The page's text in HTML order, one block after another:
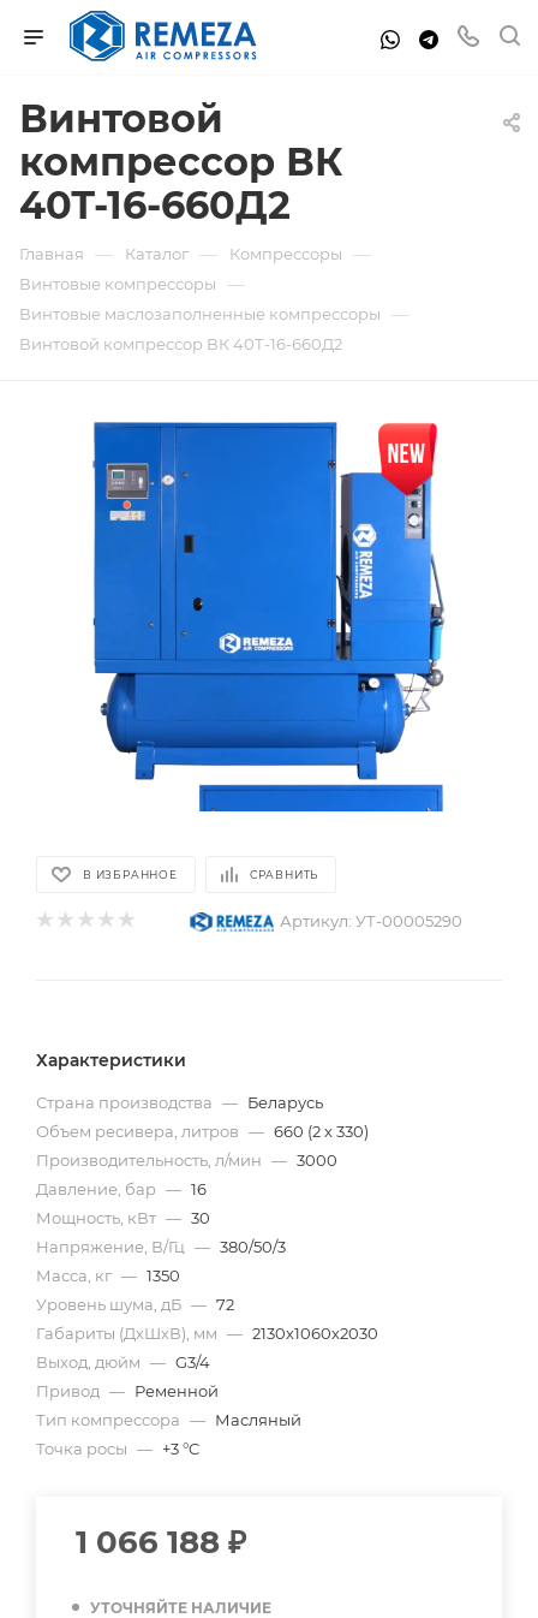
Винтовой
компрессор ВК
40Т-16-660Д2
Главная — Каталог — Компрессоры —
Винтовые компрессоры —
Винтовые маслозаполненные компрессоры —
Винтовой компрессор ВК 40Т-16-660Д2
В ИЗБРАННОЕ СРАВНИТЬ
Артикул: УТ-00005290
Характеристики
Страна производства — Беларусь
Объем ресивера, литров — 660 (2 х 330)
Производительность, л/мин — 3000
Давление, бар — 16
Мощность, кВт — 30
Напряжение, В/Гц — 380/50/3
Масса, кг — 1350
Уровень шума, дБ — 72
Габариты (ДхШхВ), мм — 2130х1060х2030
Выход, дюйм — G3/4
Привод — Ременной
Тип компрессора — Масляный
Точка росы — +3 °C
1 066 188 ₽
УТОЧНЯЙТЕ НАЛИЧИЕ